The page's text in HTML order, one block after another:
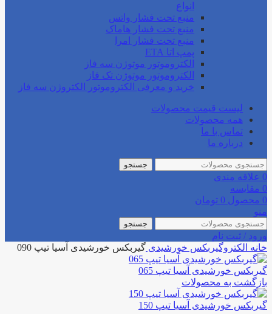
انواع
منبع تحت فشار واتس
منبع تحت فشار هاماک
منبع تحت فشار امرا
پمپ اتا ETA
الکتروموتور موتوژن سه فاز
الکتروموتور موتوژن تک فاز
خرید و معرفی الکتروموتور الکتروژن سه فاز
لیست قیمت محصولات
همه محصولات
تماس با ما
درباره ما
جستجو
0 علاقه مندی
0 مقایسه
0 محصول 0 تومان
منو
جستجو
ورود / ثبت نام
خانه الکتروگیربکس خورشیدی گیربکس خورشیدی آسیا تیپ 090
گیربکس خورشیدی آسیا تیپ 065
بازگشت به محصولات
گیربکس خورشیدی آسیا تیپ 150